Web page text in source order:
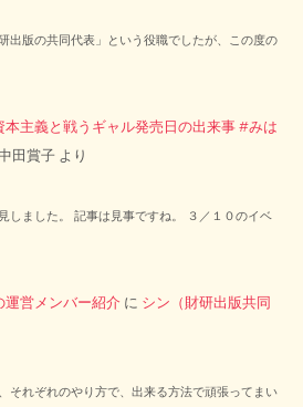
出版の共同代表」という役職でしたが、この度の
主義と戦うギャル発売日の出来事 #みは
田賞子 より
しました。 記事は見事ですね。 ３／１０のイベ
運営メンバー紹介 に シン（財研出版共同
それぞれのやり方で、出来る方法で頑張ってまい